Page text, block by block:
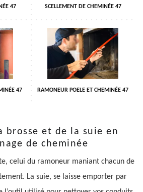
47 SCELLEMENT DE CHEMINÉE 47
47 RAMONEUR POELE ET CHEMINÉE 47
brosse et de la suie en
de cheminée
celui du ramoneur maniant chacun de
La suie, se laisse emporter par